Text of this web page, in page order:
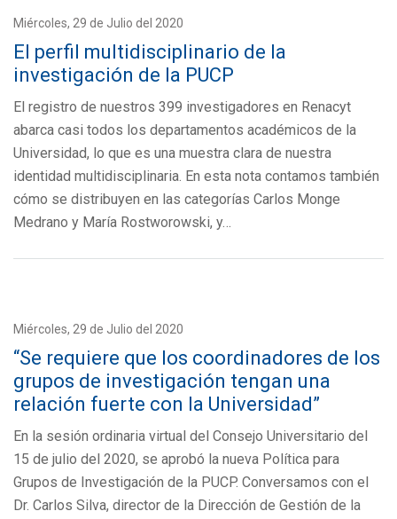
Miércoles, 29 de Julio del 2020
El perfil multidisciplinario de la
investigación de la PUCP
El registro de nuestros 399 investigadores en Renacyt
abarca casi todos los departamentos académicos de la
Universidad, lo que es una muestra clara de nuestra
identidad multidisciplinaria. En esta nota contamos también
cómo se distribuyen en las categorías Carlos Monge
Medrano y María Rostworowski, y…
Miércoles, 29 de Julio del 2020
“Se requiere que los coordinadores de los
grupos de investigación tengan una
relación fuerte con la Universidad”
En la sesión ordinaria virtual del Consejo Universitario del
15 de julio del 2020, se aprobó la nueva Política para
Grupos de Investigación de la PUCP. Conversamos con el
Dr. Carlos Silva, director de la Dirección de Gestión de la